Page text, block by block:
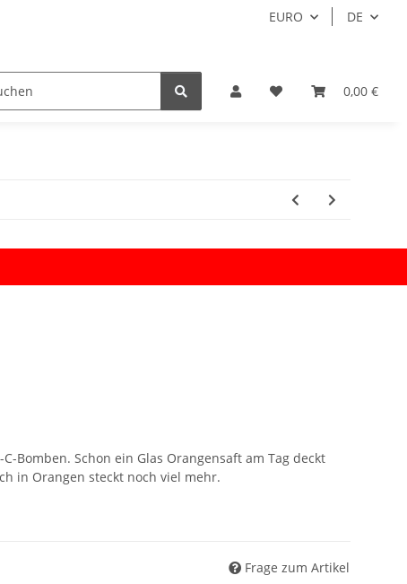
EURO DE
0,00 €
Bomben. Schon ein Glas Orangensaft am Tag deckt
in Orangen steckt noch viel mehr.
Frage zum Artikel